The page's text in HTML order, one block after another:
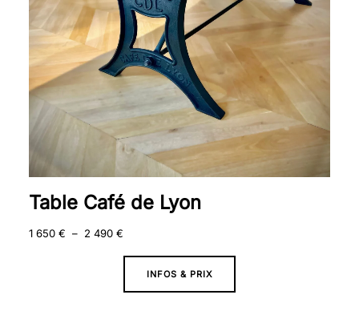
Table Café de Lyon
1 650 € – 2 490 €
INFOS & PRIX